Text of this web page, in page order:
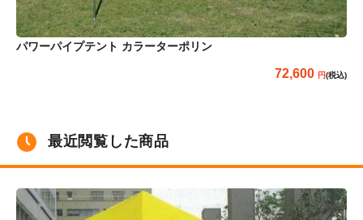
パワーパイプテント カラーターポリン
72,600 (税込)
最近閲覧した商品